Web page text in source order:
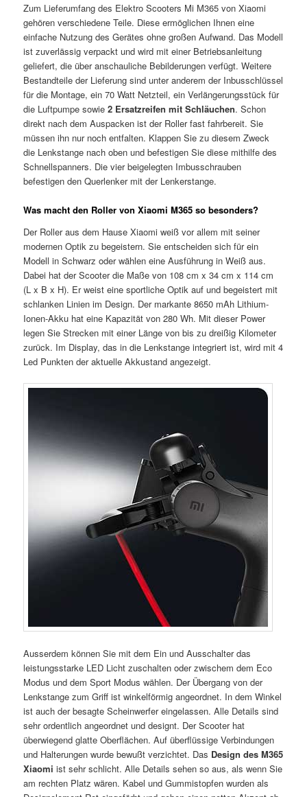
Zum Lieferumfang des Elektro Scooters Mi M365 von Xiaomi
gehören verschiedene Teile. Diese ermöglichen Ihnen eine
einfache Nutzung des Gerätes ohne großen Aufwand. Das Modell
ist zuverlässig verpackt und wird mit einer Betriebsanleitung
geliefert, die über anschauliche Bebilderungen verfügt. Weitere
Bestandteile der Lieferung sind unter anderem der Inbusschlüssel
für die Montage, ein 70 Watt Netzteil, ein Verlängerungsstück für
die Luftpumpe sowie2 Ersatzreifen mit Schläuchen. Schon
direkt nach dem Auspacken ist der Roller fast fahrbereit. Sie
müssen ihn nur noch entfalten. Klappen Sie zu diesem Zweck
die Lenkstange nach oben und befestigen Sie diese mithilfe des
Schnellspanners. Die vier beigelegten Imbusschrauben
befestigen den Querlenker mit der Lenkerstange.
Was macht den Roller von Xiaomi M365 so besonders?
Der Roller aus dem Hause Xiaomi weiß vor allem mit seiner
modernen Optik zu begeistern. Sie entscheiden sich für ein
Modell in Schwarz oder wählen eine Ausführung in Weiß aus.
Dabei hat der Scooter die Maße von 108 cm x 34 cm x 114 cm
(L x B x H). Er weist eine sportliche Optik auf und begeistert mit
schlanken Linien im Design. Der markante 8650 mAh Lithium-
Ionen-Akku hat eine Kapazität von 280 Wh. Mit dieser Power
legen Sie Strecken mit einer Länge von bis zu dreißig Kilometer
zurück. Im Display, das in die Lenkstange integriert ist, wird mit 4
Led Punkten der aktuelle Akkustand angezeigt.
Ausserdem können Sie mit dem Ein und Ausschalter das
leistungsstarke LED Licht zuschalten oder zwischem dem Eco
Modus und dem Sport Modus wählen. Der Übergang von der
Lenkstange zum Griff ist winkelförmig angeordnet. In dem Winkel
ist auch der besagte Scheinwerfer eingelassen. Alle Details sind
sehr ordentlich angeordnet und designt. Der Scooter hat
überwiegend glatte Oberflächen. Auf überflüssige Verbindungen
und Halterungen wurde bewußt verzichtet. Das Design des M365
Xiaomi ist sehr schlicht. Alle Details sehen so aus, als wenn Sie
am rechten Platz wären. Kabel und Gummistopfen wurden als